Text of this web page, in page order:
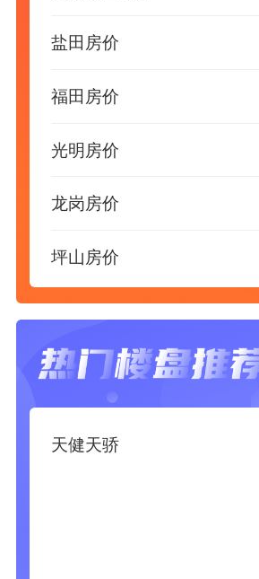
盐田房价
福田房价
光明房价
龙岗房价
坪山房价
天健天骄